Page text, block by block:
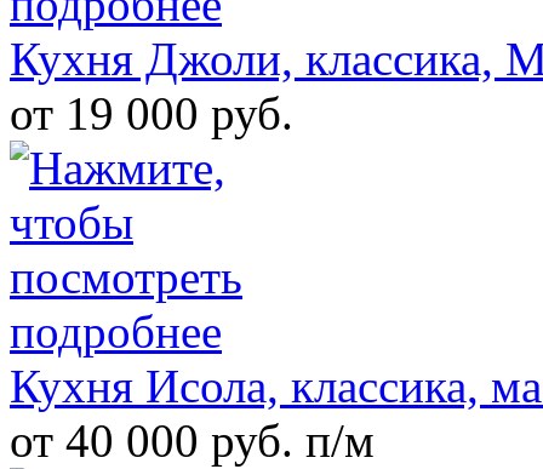
Кухня Джоли,
от 19 000 руб.
Кухня Исола, классика,
от 40 000 руб. п/м